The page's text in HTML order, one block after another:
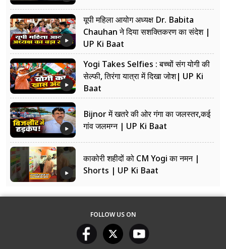
यूपी महिला आयोग अध्यक्ष Dr. Babita
Chauhan ने दिया सशक्तिकरण का संदेश |
UP Ki Baat
Yogi Takes Selfies : बच्चों संग योगी की
सेल्फी, तिरंगा यात्रा में दिखा जोश| UP Ki
Baat
Bijnor में खतरे की ओर गंगा का जलस्तर,कई
गांव जलमग्न | UP Ki Baat
काकोरी शहीदों को CM Yogi का नमन |
Shorts | UP Ki Baat
FOLLOW US ON